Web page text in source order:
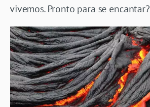
vivemos. Pronto para se encantar?